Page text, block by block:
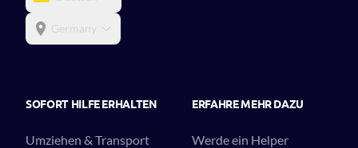
Germany
SOFORT HILFE ERHALTEN
Umziehen & Transport
ERFAHRE MEHR DAZU
Werde ein Helper